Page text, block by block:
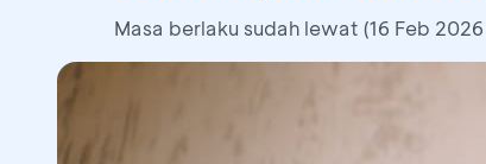
Masa berlaku sudah lewat (16 Feb